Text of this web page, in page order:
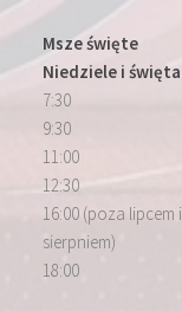
Msze święte
Niedziele i święta
7:30
9:30
11:00
12:30
16:00 (poza lipcem i
sierpniem)
18:00